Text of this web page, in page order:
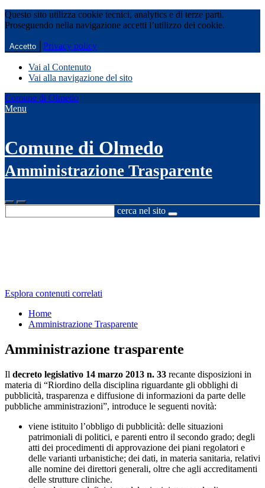
Questo sito utilizza cookie tecnici, analytics e di terze parti.
Proseguendo nella navigazione accetti l’utilizzo dei cookie.
Accetto Privacy policy
Vai al Contenuto
Vai alla navigazione del sito
Comune di Olmedo
Menu
Comune di Olmedo
Amministrazione Trasparente
cerca nel sito
Esplora contenuti correlati
Home
Amministrazione Trasparente
Amministrazione trasparente
Il decreto legislativo 14 marzo 2013 n. 33 recante disposizioni in
materia di “Riordino della disciplina riguardante gli obblighi di
pubblicità, trasparenza e diffusione di informazioni da parte delle
pubbliche amministrazioni”, introduce le seguenti novità:
viene istituito l’obbligo di pubblicità: delle situazioni
patrimoniali di politici, e parenti entro il secondo grado; degli
atti dei procedimenti di approvazione dei piani regolatori e
delle varianti urbanistiche; dei dati, in materia sanitaria, relativi
alle nomine dei direttori generali, oltre che agli accreditamenti
delle strutture cliniche.